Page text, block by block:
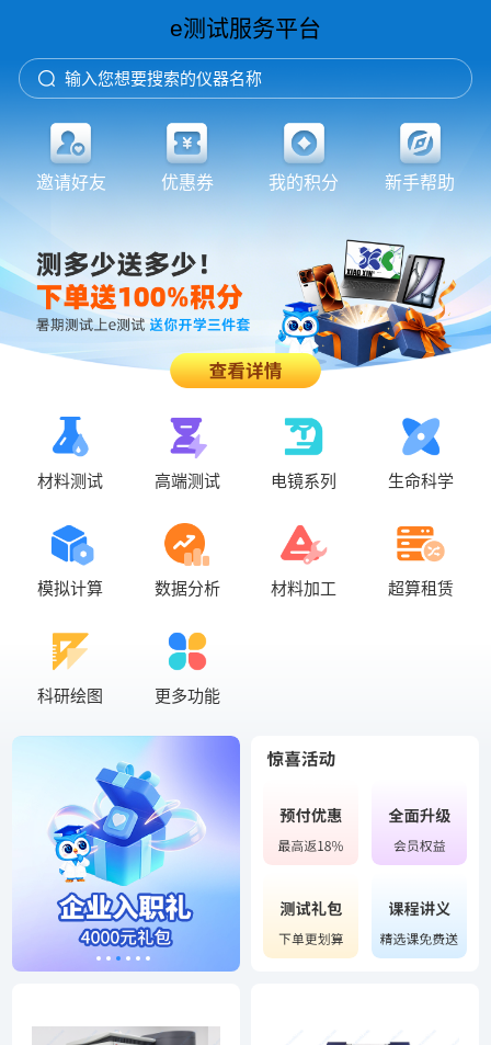
e测试服务平台
输入您想要搜索的仪器名称
邀请好友 优惠券 我的积分 新手帮助
材料测试 高端测试 电镜系列 生命科学
模拟计算 数据分析 材料加工 超算租赁
科研绘图 更多功能